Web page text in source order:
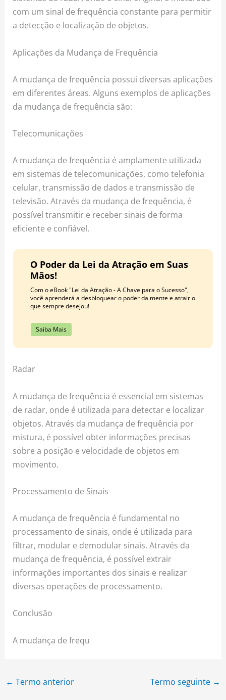
com um sinal de frequência constante para permitir
a detecção e localização de objetos.
Aplicações da Mudança de Frequência
A mudança de frequência possui diversas aplicações
em diferentes áreas. Alguns exemplos de aplicações
da mudança de frequência são:
Telecomunicações
A mudança de frequência é amplamente utilizada
em sistemas de telecomunicações, como telefonia
celular, transmissão de dados e transmissão de
televisão. Através da mudança de frequência, é
possível transmitir e receber sinais de forma
eficiente e confiável.
O Poder da Lei da Atração em Suas
Mãos!
Com o eBook "Lei da Atração - A Chave para o Sucesso",
você aprenderá a desbloquear o poder da mente e atrair o
que sempre desejou!
Saiba Mais
Radar
A mudança de frequência é essencial em sistemas
de radar, onde é utilizada para detectar e localizar
objetos. Através da mudança de frequência por
mistura, é possível obter informações precisas
sobre a posição e velocidade de objetos em
movimento.
Processamento de Sinais
A mudança de frequência é fundamental no
processamento de sinais, onde é utilizada para
filtrar, modular e demodular sinais. Através da
mudança de frequência, é possível extrair
informações importantes dos sinais e realizar
diversas operações de processamento.
Conclusão
A mudança de frequ
← Termo anterior Termo seguinte →